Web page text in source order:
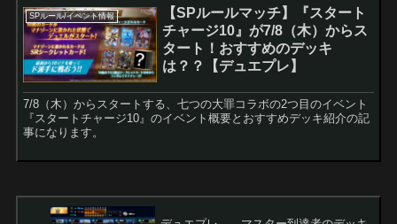
SPルール/イベント情報
【SPルールマッチ】『スタート
チャージ10』が7/8（木）からス
タート！おすすめのデッキ
は？？【デュエプレ】
7/8（木）からスタートする、七つの大罪コラボの2つ目のイベント
『スタートチャージ10』のイベント概要とおすすめデッキ紹介の記
事になります。